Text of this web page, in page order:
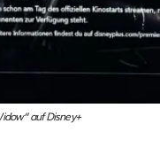
auf Disney+